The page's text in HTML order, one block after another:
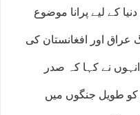
کے لیے پرانا موضوع
عراق اور افغانستان کی
نے کہا کہ صدر
طویل جنگوں میں